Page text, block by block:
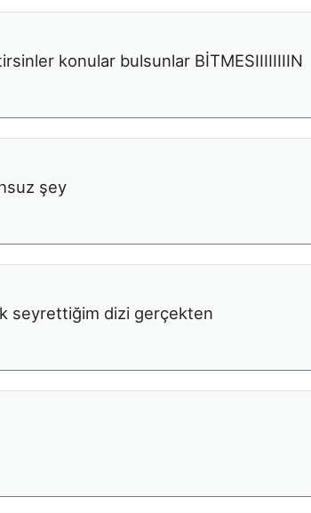
konular bulsunlar BİTMESIIIIIIIIN
şey
seyrettiğim dizi gerçekten